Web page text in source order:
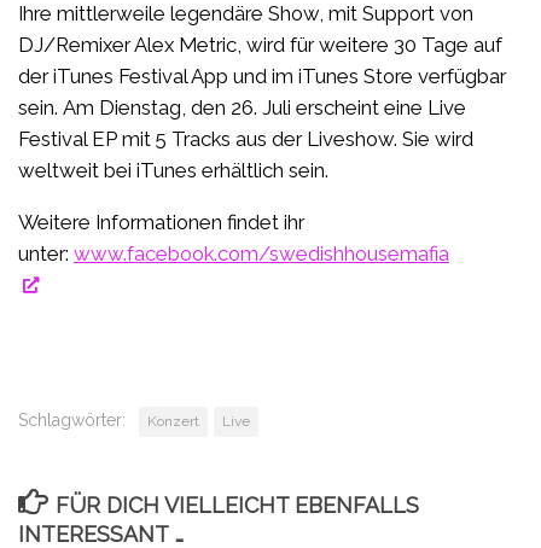
Ihre mittlerweile legendäre Show, mit Support von
DJ/Remixer Alex Metric, wird für weitere 30 Tage auf
der iTunes Festival App und im iTunes Store verfügbar
sein. Am Dienstag, den 26. Juli erscheint eine Live
Festival EP mit 5 Tracks aus der Liveshow. Sie wird
weltweit bei iTunes erhältlich sein.
Weitere Informationen findet ihr
unter: www.facebook.com/swedishhousemafia
Schlagwörter: Konzert Live
FÜR DICH VIELLEICHT EBENFALLS
INTERESSANT …